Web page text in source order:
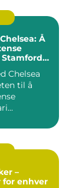
Å
Chelsea
til å
–
for enhver